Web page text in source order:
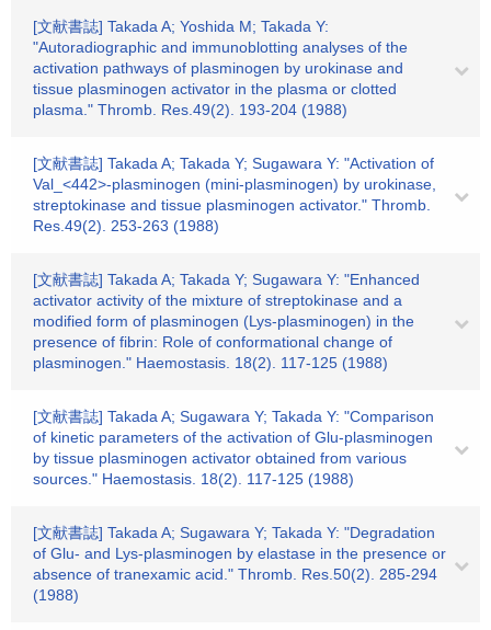
[文献書誌] Takada A; Yoshida M; Takada Y:
"Autoradiographic and immunoblotting analyses of the
activation pathways of plasminogen by urokinase and
tissue plasminogen activator in the plasma or clotted
plasma." Thromb. Res.49(2). 193-204 (1988)
[文献書誌] Takada A; Takada Y; Sugawara Y: "Activation of
Val_<442>-plasminogen (mini-plasminogen) by urokinase,
streptokinase and tissue plasminogen activator." Thromb.
Res.49(2). 253-263 (1988)
[文献書誌] Takada A; Takada Y; Sugawara Y: "Enhanced
activator activity of the mixture of streptokinase and a
modified form of plasminogen (Lys-plasminogen) in the
presence of fibrin: Role of conformational change of
plasminogen." Haemostasis. 18(2). 117-125 (1988)
[文献書誌] Takada A; Sugawara Y; Takada Y: "Comparison
of kinetic parameters of the activation of Glu-plasminogen
by tissue plasminogen activator obtained from various
sources." Haemostasis. 18(2). 117-125 (1988)
[文献書誌] Takada A; Sugawara Y; Takada Y: "Degradation
of Glu- and Lys-plasminogen by elastase in the presence or
absence of tranexamic acid." Thromb. Res.50(2). 285-294
(1988)